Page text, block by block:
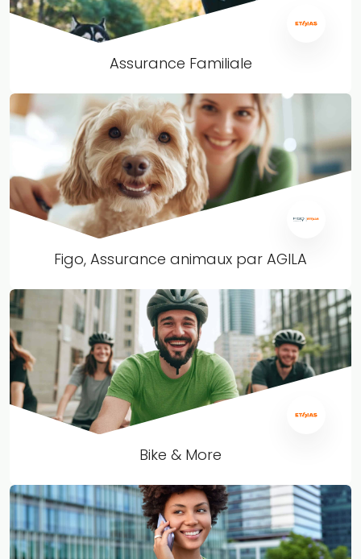
Assurance Familiale
Figo, Assurance animaux par AGILA
Bike & More